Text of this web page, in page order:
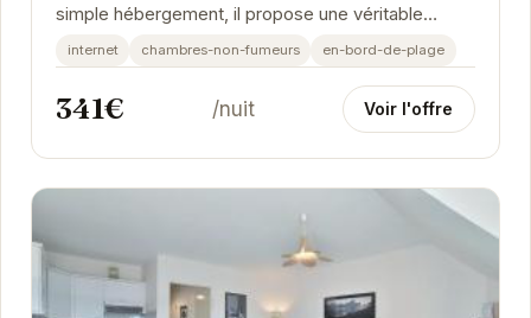
simple hébergement, il propose une véritable
expérience. Son emplacement privilégié à...
internet chambres-non-fumeurs en-bord-de-plage
341€ /nuit Voir l'offre